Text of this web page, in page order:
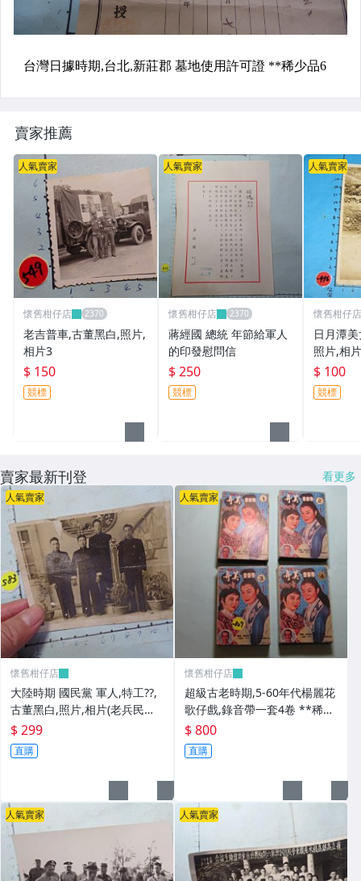
賣家推薦
人氣賣家
懷舊柑仔店
老吉普車,古董黑白,照片,
相片3
$ 150
競標
人氣賣家
懷舊柑仔店
蔣經國 總統 年節給軍人
的印發慰問信
$ 250
競標
人氣賣家
懷舊柑仔店
日月潭
照片,相片
$ 100
競標
賣家最新刊登 看更多
人氣賣家
懷舊柑仔店
大陸時期 國民黨 軍人,特工??,
古董黑白,照片,相片(老兵民國3
8年從大陸帶來台灣的) **稀少
品6
$ 299
直購
人氣賣家
懷舊柑仔店
超級古老時期,5-60年代楊麗花
歌仔戲,錄音帶一套4卷 **稀少
品
$ 800
直購
人氣賣家 人氣賣家